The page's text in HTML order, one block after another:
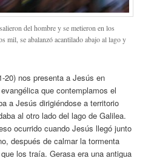
del hombre y se metieron en los
mil, se abalanzó acantilado abajo al lago y
20) nos presenta a Jesús en
que contemplamos el
a Jesús dirigiéndose a territorio
al otro lado del lago de Galilea.
ocurrido cuando Jesús llegó junto
después de calmar la tormenta
los traía. Gerasa era una antigua